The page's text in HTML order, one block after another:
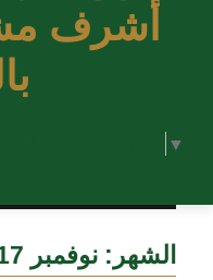
أشرف
▼
الشهر:نوفمبر 2017